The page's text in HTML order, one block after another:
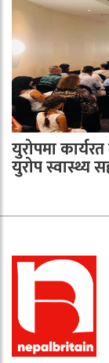
युरोपमा
युरोप स्वास्थ्य